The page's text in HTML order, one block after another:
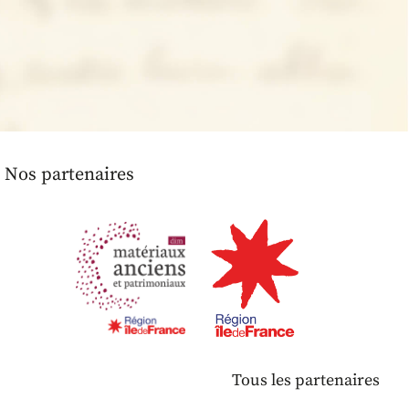
Nos partenaires
Tous les partenaires